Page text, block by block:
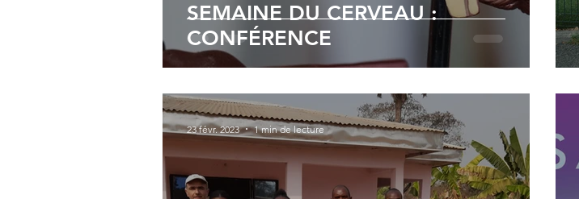
SEMAINE DU CERVEAU :
CONFÉRENCE
23 févr. 2023 1 min de lecture